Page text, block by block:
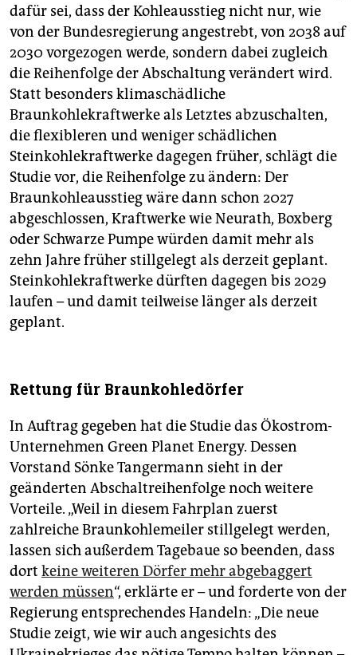
dafür sei, dass der Kohleausstieg nicht nur, wie
von der Bundesregierung angestrebt, von 2038 auf
2030 vorgezogen werde, sondern dabei zugleich
die Reihenfolge der Abschaltung verändert wird.
Statt besonders klimaschädliche
Braunkohlekraftwerke als Letztes abzuschalten,
die flexibleren und weniger schädlichen
Steinkohlekraftwerke dagegen früher, schlägt die
Studie vor, die Reihenfolge zu ändern: Der
Braunkohleausstieg wäre dann schon 2027
abgeschlossen, Kraftwerke wie Neurath, Boxberg
oder Schwarze Pumpe würden damit mehr als
zehn Jahre früher stillgelegt als derzeit geplant.
Steinkohlekraftwerke dürften dagegen bis 2029
laufen – und damit teilweise länger als derzeit
geplant.
Rettung für Braunkohledörfer
In Auftrag gegeben hat die Studie das Ökostrom-
Unternehmen Green Planet Energy. Dessen
Vorstand Sönke Tangermann sieht in der
geänderten Abschaltreihenfolge noch weitere
Vorteile. „Weil in diesem Fahrplan zuerst
zahlreiche Braunkohlemeiler stillgelegt werden,
lassen sich außerdem Tagebaue so beenden, dass
dort keine weiteren Dörfer mehr abgebaggert
werden müssen“, erklärte er – und forderte von der
Regierung entsprechendes Handeln: „Die neue
Studie zeigt, wie wir auch angesichts des